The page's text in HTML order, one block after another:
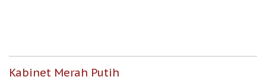
Kabinet Merah Putih